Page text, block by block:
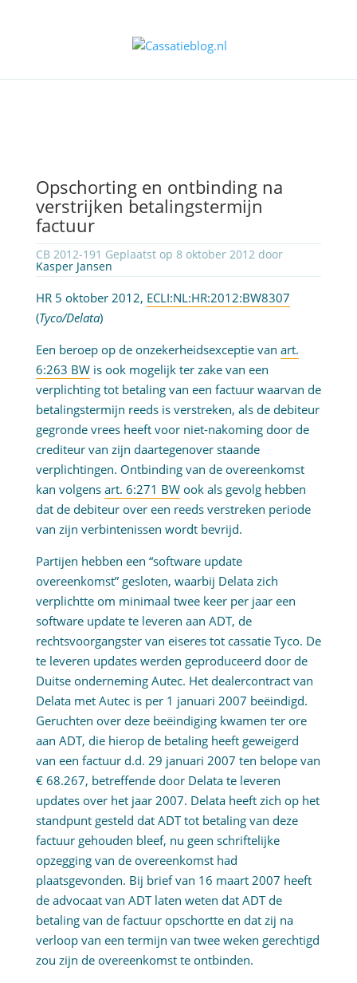
Opschorting en ontbinding na
verstrijken betalingstermijn
factuur
CB 2012-191 Geplaatst op 8 oktober 2012 door
Kasper Jansen
HR 5 oktober 2012, ECLI:NL:HR:2012:BW8307
(Tyco/Delata)
Een beroep op de onzekerheidsexceptie van art.
6:263 BWis ook mogelijk ter zake van een
verplichting tot betaling van een factuur waarvan de
betalingstermijn reeds is verstreken, als de debiteur
gegronde vrees heeft voor niet-nakoming door de
crediteur van zijn daartegenover staande
verplichtingen. Ontbinding van de overeenkomst
kan volgens art. 6:271 BWook als gevolg hebben
dat de debiteur over een reeds verstreken periode
van zijn verbintenissen wordt bevrijd.
Partijen hebben een “software update
overeenkomst” gesloten, waarbij Delata zich
verplichtte om minimaal twee keer per jaar een
software update te leveren aan ADT, de
rechtsvoorgangster van eiseres tot cassatie Tyco. De
te leveren updates werden geproduceerd door de
Duitse onderneming Autec. Het dealercontract van
Delata met Autec is per 1 januari 2007 beëindigd.
Geruchten over deze beëindiging kwamen ter ore
aan ADT, die hierop de betaling heeft geweigerd
van een factuur d.d. 29 januari 2007 ten belope van
€ 68.267, betreffende door Delata te leveren
updates over het jaar 2007. Delata heeft zich op het
standpunt gesteld dat ADT tot betaling van deze
factuur gehouden bleef, nu geen schriftelijke
opzegging van de overeenkomst had
plaatsgevonden. Bij brief van 16 maart 2007 heeft
de advocaat van ADT laten weten dat ADT de
betaling van de factuur opschortte en dat zij na
verloop van een termijn van twee weken gerechtigd
zou zijn de overeenkomst te ontbinden.